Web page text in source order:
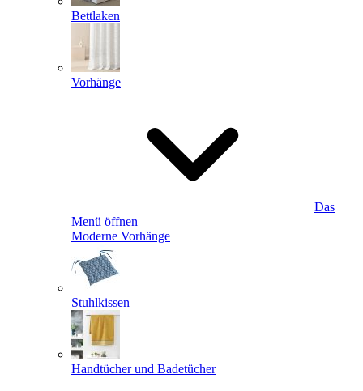
Bettlaken
Vorhänge
Das
Menü öffnen
Moderne Vorhänge
Stuhlkissen
Handtücher und Badetücher